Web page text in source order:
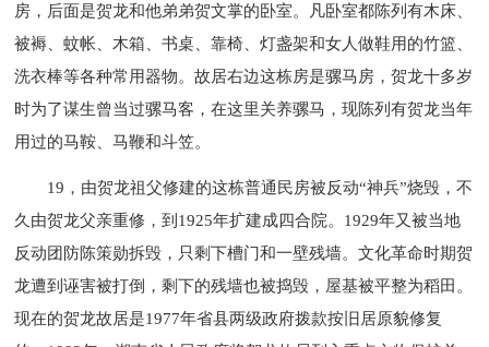
房，后面是贺龙和他弟弟贺文掌的卧室。凡卧室都陈列有木床、
被褥、蚊帐、木箱、书桌、靠椅、灯盏架和女人做鞋用的竹篮、
洗衣棒等各种常用器物。故居右边这栋房是骡马房，贺龙十多岁
时为了谋生曾当过骡马客，在这里关养骡马，现陈列有贺龙当年
用过的马鞍、马鞭和斗笠。
19，由贺龙祖父修建的这栋普通民房被反动“神兵”烧毁，不
久由贺龙父亲重修，到1925年扩建成四合院。1929年又被当地
反动团防陈策勋拆毁，只剩下槽门和一壁残墙。文化革命时期贺
龙遭到诬害被打倒，剩下的残墙也被捣毁，屋基被平整为稻田。
现在的贺龙故居是1977年省县两级政府拨款按旧居原貌修复